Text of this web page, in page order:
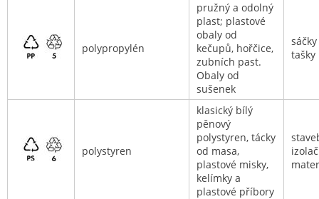
polypropylén
pružný a odolný
plast; plastové
obaly od
kečupů, hořčice,
zubních past.
Obaly od
sušenek
tašky
polystyren
klasický bílý
pěnový
polystyren, tácky
od masa,
plastové misky,
kelímky a
plastové příbory